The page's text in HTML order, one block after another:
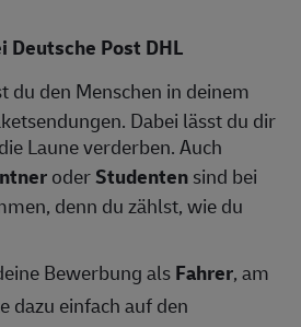
Deutsche Post DHL
du den Menschen in deinem
Dabei lässt du dir
Laune verderben. Auch
oderStudentensind bei
denn du zählst, wie du
Bewerbung alsFahrer, am
dazu einfach auf den